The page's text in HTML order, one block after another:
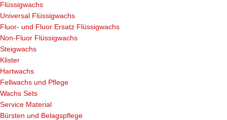
Flüssigwachs
Universal Flüssigwachs
Fluor- und Fluor Ersatz Flüssigwachs
Non-Fluor Flüssigwachs
Steigwachs
Klister
Hartwachs
Fellwachs und Pflege
Wachs Sets
Service Material
Bürsten und Belagspflege